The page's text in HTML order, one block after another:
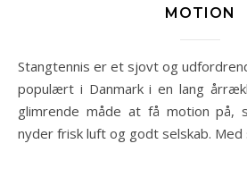
MOTION
Stangtennis er et sjovt og udfordrende spil, som har været
populært i Danmark i en lang
glimrende måde at få motion på,
nyder frisk luft og godt selskab. Med